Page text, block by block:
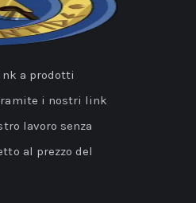
a prodotti
i nostri link
lavoro senza
al prezzo del